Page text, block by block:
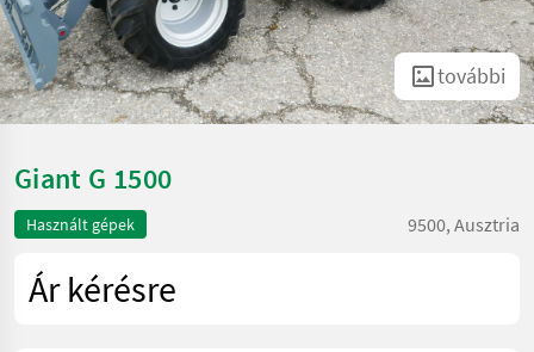
további
Giant G 1500
Használt gépek 9500, Ausztria
Ár kérésre